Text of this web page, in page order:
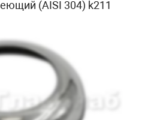
(AISI 304) k211